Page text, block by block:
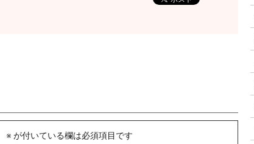
※ が付いている欄は必須項目です